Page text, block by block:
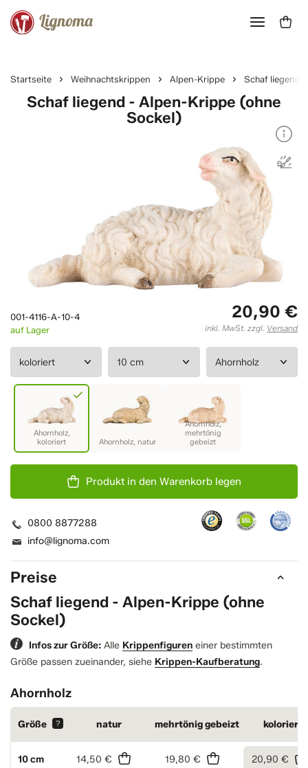
Startseite Weihnachtskrippen Alpen-Krippe Schaf liegend
Preise
Schaf liegend - Alpen-Krippe (ohne
Sockel)
Infos zur Größe: Alle Krippenfiguren einer bestimmten
Größe passen zueinander, siehe Krippen-Kaufberatung.
Ahornholz
Größe ? natur mehrtönig gebeizt koloriert
10 cm 14,50 € 19,80 € 20,90 €
Schaf liegend - Alpen-Krippe (ohne
Sockel)
20,90 €
inkl. MwSt. zzgl. Versand
001-4116-A-10-4
auf Lager
Produkt in den Warenkorb legen
0800 8877288
info@lignoma.com